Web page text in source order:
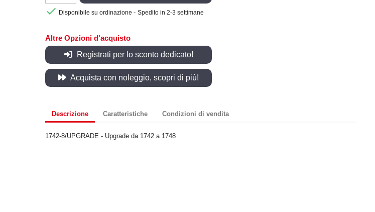
 Disponibile su ordinazione - Spedito in 2-3 settimane
Altre Opzioni d'acquisto
Registrati per lo sconto dedicato!
Acquista con noleggio, scopri di più!
Descrizione Caratteristiche Condizioni di vendita
1742-8/UPGRADE - Upgrade da 1742 a 1748